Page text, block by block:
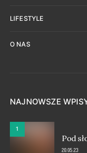
LIFESTYLE
O NAS
NAJNOWSZE
1
Pod
20.05.23